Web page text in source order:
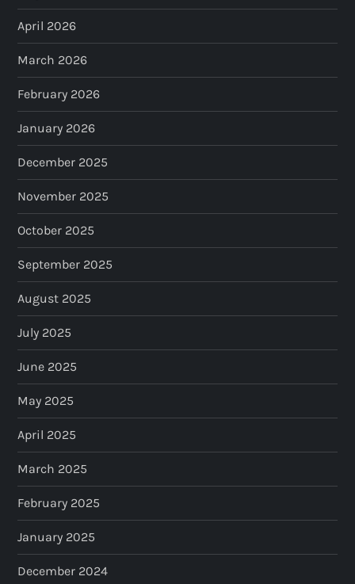
April 2026
March 2026
February 2026
January 2026
December 2025
November 2025
October 2025
September 2025
August 2025
July 2025
June 2025
May 2025
April 2025
March 2025
February 2025
January 2025
December 2024